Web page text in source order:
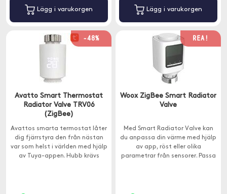
Lägg i varukorgen Lägg i varukorgen
-48%
Avatto Smart Thermostat
Radiator Valve TRV06
(ZigBee)
Avattos smarta termostat låter
dig fjärrstyra den från nästan
var som helst i världen med hjälp
av Tuya-appen. Hubb krävs
REA!
Woox ZigBee Smart Radiator
Valve
Med Smart Radiator Valve kan
du anpassa din värme med hjälp
av app, röst eller olika
parametrar från sensorer. Passa